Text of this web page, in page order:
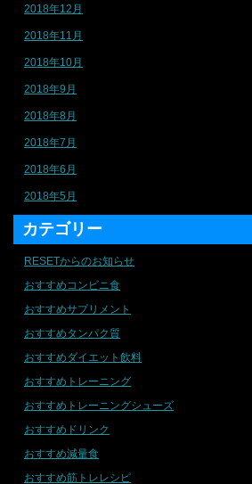
2018年12月
2018年11月
2018年10月
2018年9月
2018年8月
2018年7月
2018年6月
2018年5月
カテゴリー
RESETからのお知らせ
おすすめコンビニ食
おすすめサプリメント
おすすめタンパク質
おすすめダイエット飲料
おすすめトレーニング
おすすめトレーニングシューズ
おすすめドリンク
おすすめ減量食
おすすめ筋トレレシピ